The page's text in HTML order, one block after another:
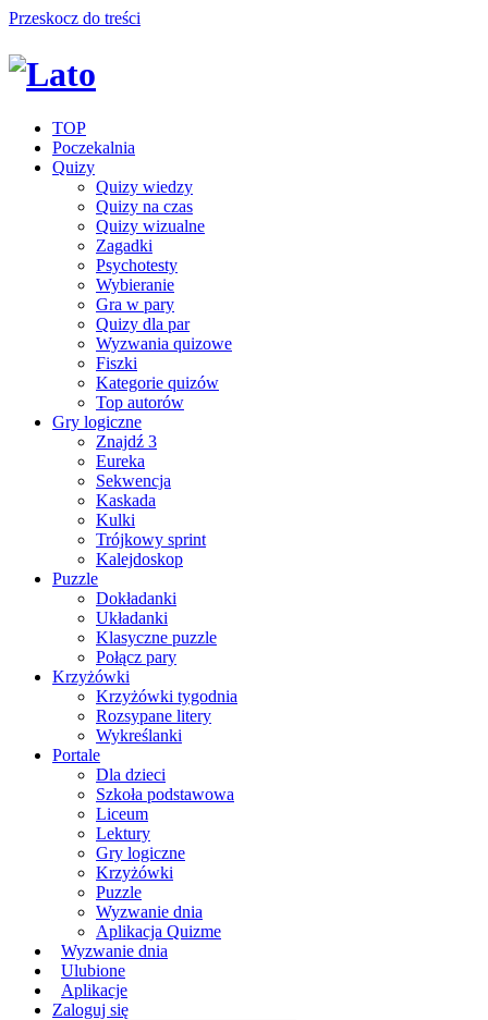
Przeskocz do treści
TOP
Poczekalnia
Quizy
Quizy wiedzy
Quizy na czas
Quizy wizualne
Zagadki
Psychotesty
Wybieranie
Gra w pary
Quizy dla par
Wyzwania quizowe
Fiszki
Kategorie quizów
Top autorów
Gry logiczne
Znajdź 3
Eureka
Sekwencja
Kaskada
Kulki
Trójkowy sprint
Kalejdoskop
Puzzle
Dokładanki
Układanki
Klasyczne puzzle
Połącz pary
Krzyżówki
Krzyżówki tygodnia
Rozsypane litery
Wykreślanki
Portale
Dla dzieci
Szkoła podstawowa
Liceum
Lektury
Gry logiczne
Krzyżówki
Puzzle
Wyzwanie dnia
Aplikacja Quizme
Wyzwanie dnia
Ulubione
Aplikacje
Zaloguj się